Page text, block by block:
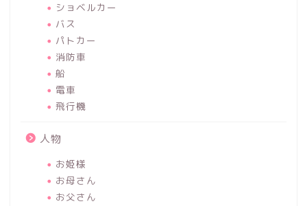
ショベルカー
バス
パトカー
消防車
船
電車
飛行機
人物
お姫様
お母さん
お父さん